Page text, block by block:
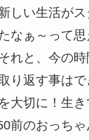
しい生活がス
なぁ～って
れと、今の
り返す事は
大切に！生
前のおっち